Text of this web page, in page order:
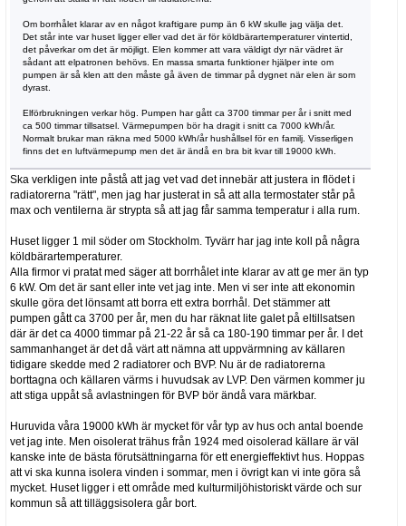
Om borrhålet klarar av en något kraftigare pump än 6 kW skulle jag välja det.
Det står inte var huset ligger eller vad det är för köldbärartemperaturer vintertid,
det påverkar om det är möjligt. Elen kommer att vara väldigt dyr när vädret är
sådant att elpatronen behövs. En massa smarta funktioner hjälper inte om
pumpen är så klen att den måste gå även de timmar på dygnet när elen är som
dyrast.
Elförbrukningen verkar hög. Pumpen har gått ca 3700 timmar per år i snitt med
ca 500 timmar tillsatsel. Värmepumpen bör ha dragit i snitt ca 7000 kWh/år.
Normalt brukar man räkna med 5000 kWh/år hushållsel för en familj. Visserligen
finns det en luftvärmepump men det är ändå en bra bit kvar till 19000 kWh.
Ska verkligen inte påstå att jag vet vad det innebär att justera in flödet i
radiatorerna "rätt", men jag har justerat in så att alla termostater står på
max och ventilerna är strypta så att jag får samma temperatur i alla rum.
Huset ligger 1 mil söder om Stockholm. Tyvärr har jag inte koll på några
köldbärartemperaturer.
Alla firmor vi pratat med säger att borrhålet inte klarar av att ge mer än typ
6 kW. Om det är sant eller inte vet jag inte. Men vi ser inte att ekonomin
skulle göra det lönsamt att borra ett extra borrhål. Det stämmer att
pumpen gått ca 3700 per år, men du har räknat lite galet på eltillsatsen
där är det ca 4000 timmar på 21-22 år så ca 180-190 timmar per år. I det
sammanhanget är det då värt att nämna att uppvärmning av källaren
tidigare skedde med 2 radiatorer och BVP. Nu är de radiatorerna
borttagna och källaren värms i huvudsak av LVP. Den värmen kommer ju
att stiga uppåt så avlastningen för BVP bör ändå vara märkbar.
Huruvida våra 19000 kWh är mycket för vår typ av hus och antal boende
vet jag inte. Men oisolerat trähus från 1924 med oisolerad källare är väl
kanske inte de bästa förutsättningarna för ett energieffektivt hus. Hoppas
att vi ska kunna isolera vinden i sommar, men i övrigt kan vi inte göra så
mycket. Huset ligger i ett område med kulturmiljöhistoriskt värde och sur
kommun så att tilläggsisolera går bort.